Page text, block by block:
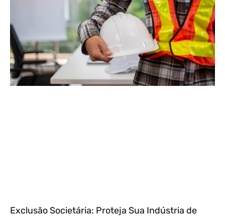
Exclusão Societária: Proteja Sua Indústria de